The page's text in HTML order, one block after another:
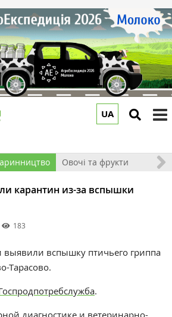
UA
Овочі та фрукти
карантин из-за вспышки
183
выявили вспышку птичьего гриппа
Тарасово.
.